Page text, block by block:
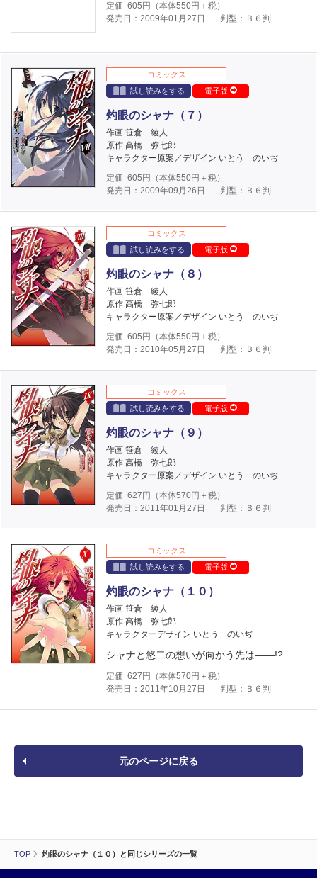
TOP 灼眼のシャナ（１０）と同じシリーズの一覧
定価 605 円（本体550円＋税）
発売日：2009年01月27日
判型：Ｂ６判
コミックス
試し読みをする
電子版
灼眼のシャナ（７）
作画 笹倉 綾人
原作 高橋 弥七郎
キャラクター原案／デザイン いとう のいぢ
定価 605 円（本体550円＋税）
発売日：2009年09月26日
判型：Ｂ６判
コミックス
試し読みをする
電子版
灼眼のシャナ（８）
作画 笹倉 綾人
原作 高橋 弥七郎
キャラクター原案／デザイン いとう のいぢ
定価 605 円（本体550円＋税）
発売日：2010年05月27日
判型：Ｂ６判
コミックス
試し読みをする
電子版
灼眼のシャナ（９）
作画 笹倉 綾人
原作 高橋 弥七郎
キャラクター原案／デザイン いとう のいぢ
定価 627 円（本体570円＋税）
発売日：2011年01月27日
判型：Ｂ６判
コミックス
試し読みをする
電子版
灼眼のシャナ（１０）
作画 笹倉 綾人
原作 高橋 弥七郎
キャラクターデザイン いとう のいぢ
シャナと悠二の想いが向かう先は――!?
定価 627 円（本体570円＋税）
発売日：2011年10月27日
判型：Ｂ６判
元のページに戻る